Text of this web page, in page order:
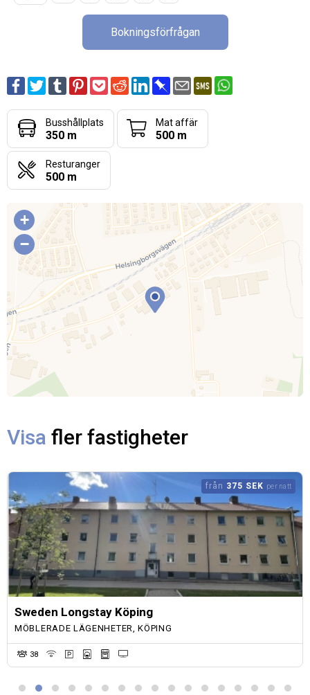
Bokningsförfrågan
Busshållplats
350 m
Mat affär
500 m
Resturanger
500 m
+
−
Visa fler fastigheter
från 375 SEK per natt
Sweden Longstay Köping
MÖBLERADE LÄGENHETER, KÖPING
38